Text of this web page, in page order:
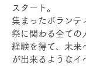
スタート。
集まったボランテ
祭に関わる全ての
経験を得て、未来
が出来るようなイ